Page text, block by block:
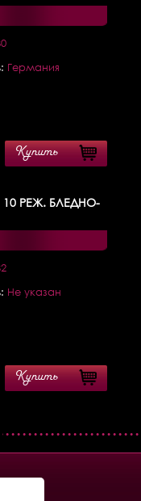
Германия
Купить
РЕЖ. БЛЕДНО-
Не указан
Купить